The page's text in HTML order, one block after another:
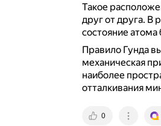
Такое
друг от друга. В
состояние
Правило Гунда
механическая
наиболее
отталкивания
0